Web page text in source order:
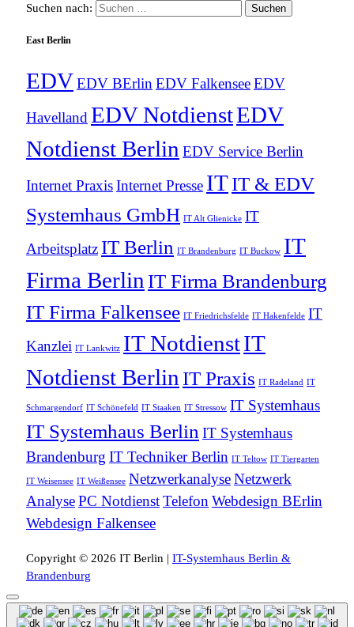
Suchen nach:
East Berlin
EDVEDV BErlin EDV FalkenseeEDV
Havelland EDV NotdienstEDV
Notdienst Berlin EDV Service Berlin
Internet PraxisInternet Presse ITIT & EDV
Systemhaus GmbH IT Alt Glienicke IT
Arbeitsplatz IT Berlin IT Brandenburg IT Buckow IT
Firma Berlin IT Firma Brandenburg
IT Firma Falkensee IT Friedrichsfelde IT Hakenfelde IT
Kanzlei IT Lankwitz IT NotdienstIT
Notdienst Berlin IT Praxis IT Radeland IT
Schmargendorf IT Schönefeld IT Staaken IT Stressow IT Systemhaus
IT Systemhaus Berlin IT Systemhaus
Brandenburg IT Techniker Berlin IT Teltow IT Tiergarten
IT Weisensee IT Weißensee NetzwerkanalyseNetzwerk
AnalysePC NotdienstTelefon Webdesign BErlin
Webdesign Falkensee
Copyright © 2026 IT Berlin | IT-Systemhaus Berlin &
Brandenburg